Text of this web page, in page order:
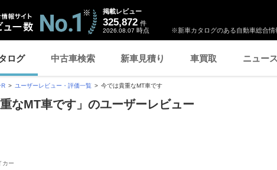
※新車カタログのある自動車総合情
掲載レビュー
325,872 件
2026.08.07 時点
ログ 中古車検索 新車見積り 車買取 ニュース
R ユーザーレビュー・評価一覧 今では貴重なMT車です
なMT車です」のユーザーレビュー
カー